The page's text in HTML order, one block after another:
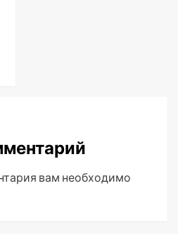
вам необходимо